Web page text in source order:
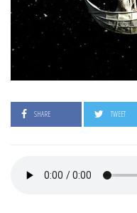
SHARE TWEET